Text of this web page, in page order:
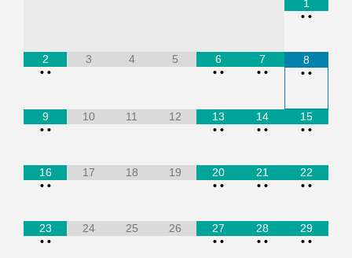
1
• •
2
• •
3 4 5
6
• •
7
• •
8
• •
9
• •
10 11 12
13
• •
14
• •
15
• •
16
• •
17 18 19
20
• •
21
• •
22
• •
23
• •
24 25 26
27
• •
28
• •
29
• •